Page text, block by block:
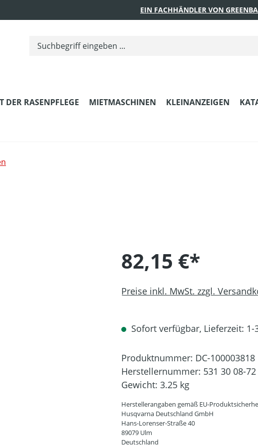
EIN FACHHÄNDLER VON
DER RASENPFLEGE MIETMASCHINEN KLEINANZEIGEN
82,15 €*
Preise inkl. MwSt. zzgl.
Sofort verfügbar, Lieferzeit: 1-
Produktnummer: DC-100003818
Herstellernummer: 531 30 08-72
Gewicht: 3.25 kg
Herstellerangaben gemäß EU-
Husqvarna Deutschland GmbH
Hans-Lorenser-Straße 40
89079 Ulm
Deutschland